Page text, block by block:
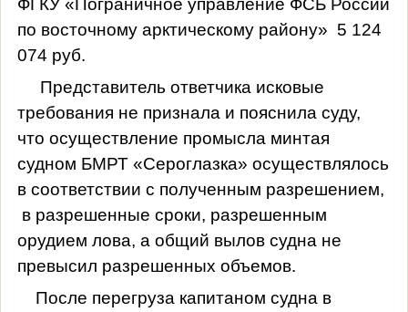
по восточному арктическому району» 5 124
074 руб.
Представитель ответчика исковые
требования не признала и пояснила суду,
что осуществление промысла минтая
судном БМРТ «Сероглазка» осуществлялось
в соответствии с полученным разрешением,
в разрешенные сроки, разрешенным
орудием лова, а общий вылов судна не
превысил разрешенных объемов.
После перегруза капитаном судна в